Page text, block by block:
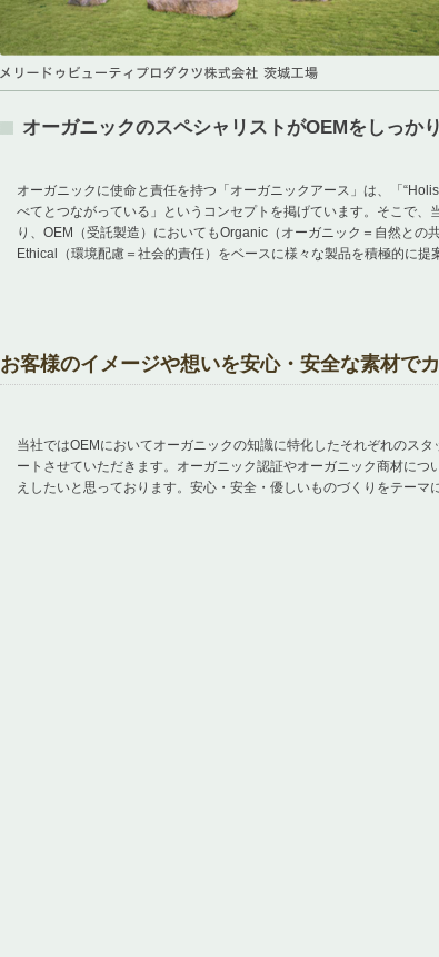
オーガニックのスペシャリストがOEMをしっか
オーガニックに使命と責任を持つ「オーガニックアース」は、「
べてとつながっている」というコンセプトを掲げています。そこで
り、OEM（受託製造）においてもOrganic（オーガニック＝自然との
Ethical（環境配慮＝社会的責任）をベースに様々な製品を積極的に提
お客様のイメージや想いを安心・安全な素材で
当社ではOEMにおいてオーガニックの知識に特化したそれぞれのス
ートさせていただきます。オーガニック認証やオーガニック商材に
えしたいと思っております。安心・安全・優しいものづくりをテーマ